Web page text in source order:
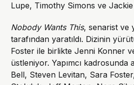
Lupe, Timothy Simons ve
Nobody Wants This, senarist ve
tarafından yaratıldı. Dizinin
Foster ile birlikte Jenni Konner
üstleniyor. Yapımcı kadrosunda
Bell, Steven Levitan, Sara